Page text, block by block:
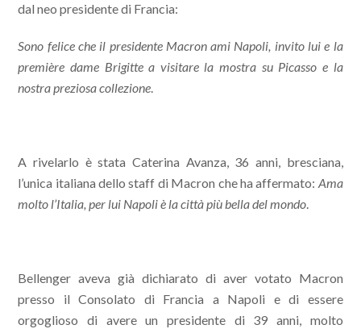
dal neo presidente di Francia:
Sono felice che il presidente Macron ami Napoli, invito lui e la
première dame Brigitte a visitare la mostra su Picasso e la
nostra preziosa collezione.
A rivelarlo è stata Caterina Avanza, 36 anni, bresciana,
l’unica italiana dello staff di Macron che ha affermato: Ama
molto l’Italia, per lui Napoli è la città più bella del mondo.
Bellenger aveva già dichiarato di aver votato Macron
presso il Consolato di Francia a Napoli e di essere
orgoglioso di avere un presidente di 39 anni, molto